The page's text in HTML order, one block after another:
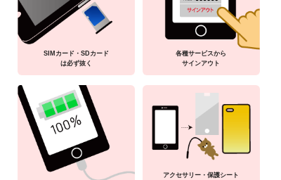
SIMカード・SDカード
は必ず抜く
各種サービスから
サインアウト
アクセサリー・保護シート